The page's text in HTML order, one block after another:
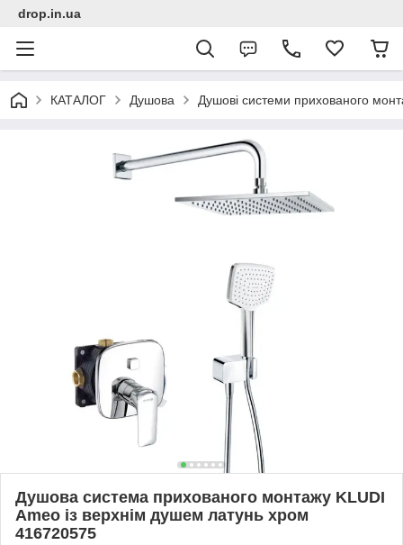
drop.in.ua
КАТАЛОГ Душова Душові системи прихованого
Душова система прихованого монтажу KLUDI
Ameo із верхнім душем латунь хром
416720575